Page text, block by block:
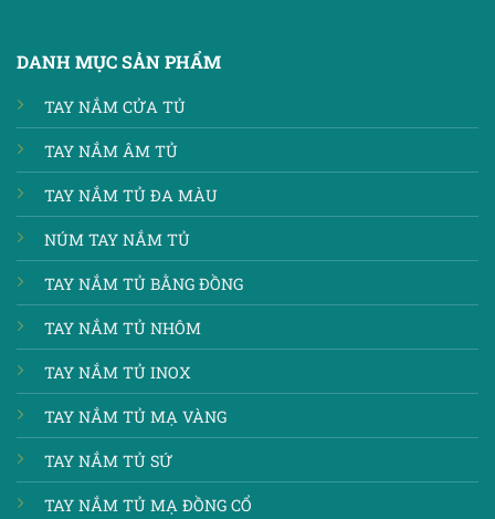
DANH MỤC SẢN PHẨM
TAY NẮM CỬA TỦ
TAY NẮM ÂM TỦ
TAY NẮM TỦ ĐA MÀU
NÚM TAY NẮM TỦ
TAY NẮM TỦ BẰNG ĐỒNG
TAY NẮM TỦ NHÔM
TAY NẮM TỦ INOX
TAY NẮM TỦ MẠ VÀNG
TAY NẮM TỦ SỨ
TAY NẮM TỦ MẠ ĐỒNG CỔ